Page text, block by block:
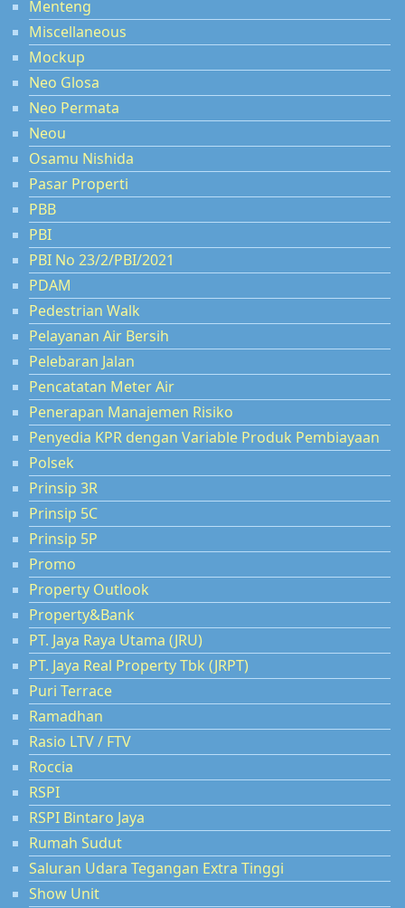
Menteng
Miscellaneous
Mockup
Neo Glosa
Neo Permata
Neou
Osamu Nishida
Pasar Properti
PBB
PBI
PBI No 23/2/PBI/2021
PDAM
Pedestrian Walk
Pelayanan Air Bersih
Pelebaran Jalan
Pencatatan Meter Air
Penerapan Manajemen Risiko
Penyedia KPR dengan Variable Produk Pembiayaan
Polsek
Prinsip 3R
Prinsip 5C
Prinsip 5P
Promo
Property Outlook
Property&Bank
PT. Jaya Raya Utama (JRU)
PT. Jaya Real Property Tbk (JRPT)
Puri Terrace
Ramadhan
Rasio LTV / FTV
Roccia
RSPI
RSPI Bintaro Jaya
Rumah Sudut
Saluran Udara Tegangan Extra Tinggi
Show Unit